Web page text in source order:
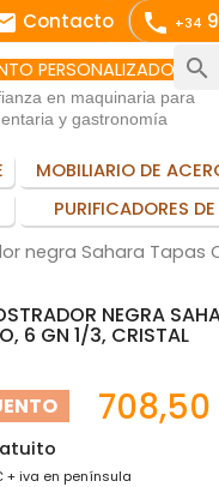
Contacto call +34
PERSONALIZADO
en maquinaria para
y gastronomía
search
MOBILIARIO DE
PURIFICADORES DE
negra Sahara Tapas
NEGRA
6 GN 1/3, CRISTAL
+ iva en península